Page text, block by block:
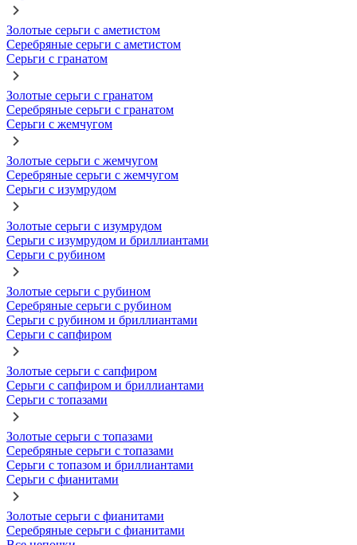
Золотые серьги с аметистом
Серебряные серьги с аметистом
Серьги с гранатом
Золотые серьги с гранатом
Серебряные серьги с гранатом
Серьги с жемчугом
Золотые серьги с жемчугом
Серебряные серьги с жемчугом
Серьги с изумрудом
Золотые серьги с изумрудом
Серьги с изумрудом и бриллиантами
Серьги с рубином
Золотые серьги с рубином
Серебряные серьги с рубином
Серьги с рубином и бриллиантами
Серьги с сапфиром
Золотые серьги с сапфиром
Серьги с сапфиром и бриллиантами
Серьги с топазами
Золотые серьги с топазами
Серебряные серьги с топазами
Серьги с топазом и бриллиантами
Серьги с фианитами
Золотые серьги с фианитами
Серебряные серьги с фианитами